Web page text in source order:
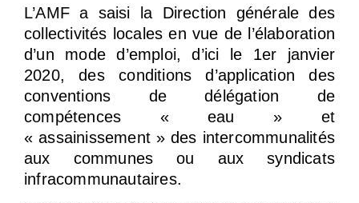
L’AMF a saisi la Direction générale des
collectivités locales en vue de l’élaboration
d’un mode d’emploi, d’ici le 1er janvier
2020, des conditions d’application des
conventions de délégation de
compétences « eau » et
« assainissement » des intercommunalités
aux communes ou aux syndicats
infracommunautaires.